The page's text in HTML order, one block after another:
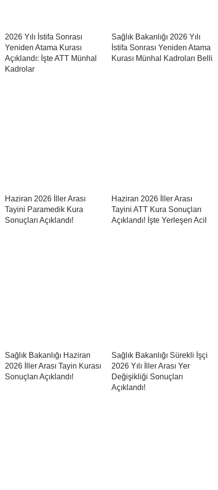
2026 Yılı İstifa Sonrası
Yeniden Atama Kurası
Açıklandı: İşte ATT Münhal
Kadrolar
Sağlık Bakanlığı 2026 Yılı
İstifa Sonrası Yeniden Atama
Kurası Münhal Kadroları Belli
Haziran 2026 İller Arası
Tayini Paramedik Kura
Sonuçları Açıklandı!
Haziran 2026 İller Arası
Tayini ATT Kura Sonuçları
Açıklandı! İşte Yerleşen Acil
Sağlık Bakanlığı Haziran
2026 İller Arası Tayin Kurası
Sonuçları Açıklandı!
Sağlık Bakanlığı Sürekli İşçi
2026 Yılı İller Arası Yer
Değişikliği Sonuçları
Açıklandı!